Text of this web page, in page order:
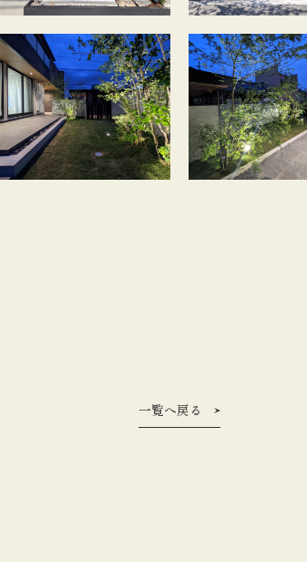
一覧へ戻る